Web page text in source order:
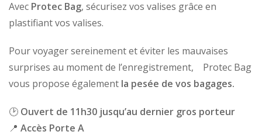
Avec Protec Bag, sécurisez vos valises grâce en
plastifiant vos valises.
Pour voyager sereinement et éviter les mauvaises
surprises au moment de l’enregistrement, Protec Bag
vous propose également la pesée de vos bagages.
🕑 Ouvert de 11h30 jusqu’au dernier gros porteur
📍 Accès Porte A